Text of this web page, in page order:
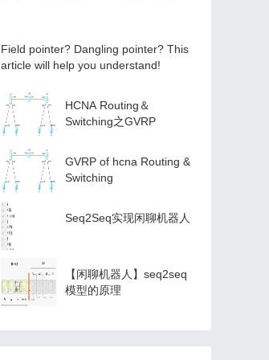
Field pointer? Dangling pointer? This
article will help you understand!
HCNA Routing＆
Switching之GVRP
GVRP of hcna Routing &
Switching
Seq2Seq实现闲聊机器人
【闲聊机器人】seq2seq
模型的原理